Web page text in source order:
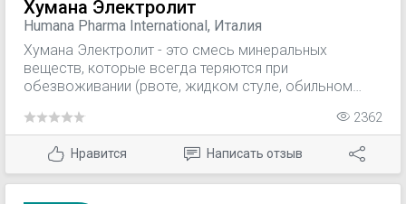
Хумана Электролит
Humana Pharma International, Италия
Хумана Электролит - это смесь минеральных
веществ, которые всегда теряются при
обезвоживании (рвоте, жидком стуле, обильном
всасывание воды и минеральных веществ.
Высокоэффективное средство для отпаивания.
2362
Нравится Написать отзыв